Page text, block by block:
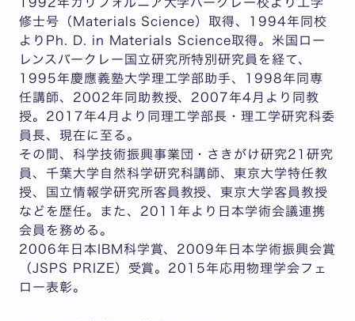
1992年カリフォルニア大学バークレー校より工学
修士号（Materials Science）取得、1994年同校
よりPh. D. in Materials Science取得。米国ロー
レンスバークレー国立研究所特別研究員を経て、
1995年慶應義塾大学理工学部助手、1998年同専
任講師、2002年同助教授、2007年4月より同教
授。2017年4月より同理工学部長・理工学研究科委
員長、現在に至る。
その間、科学技術振興事業団・さきがけ研究21研究
員、千葉大学自然科学研究科講師、東京大学特任教
授、国立情報学研究所客員教授、東京大学客員教授
などを歴任。また、2011年より日本学術会議連携
会員を務める。
2006年日本IBM科学賞、2009年日本学術振興会賞
（JSPS PRIZE）受賞。2015年応用物理学会フェ
ロー表彰。